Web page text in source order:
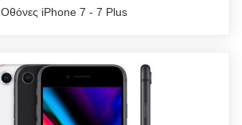
Οθόνες iPhone 7 - 7 Plus